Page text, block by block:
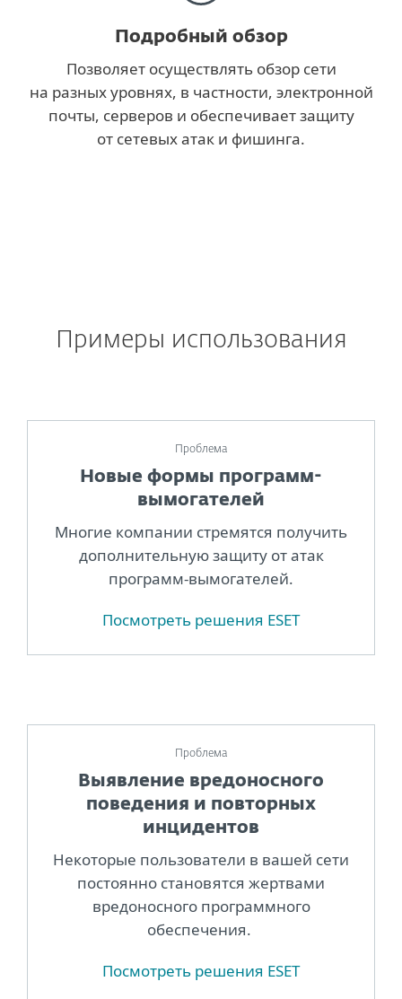
Подробный обзор
Позволяет осуществлять обзор сети
на разных уровнях, в частности, электронной
почты, серверов и обеспечивает защиту
от сетевых атак и фишинга.
Примеры использования
Проблема
Новые формы программ-
вымогателей
Многие компании стремятся получить
дополнительную защиту от атак
программ-вымогателей.
Посмотреть решения ESET
Проблема
Выявление вредоносного
поведения и повторных
инцидентов
Некоторые пользователи в вашей сети
постоянно становятся жертвами
вредоносного программного
обеспечения.
Посмотреть решения ESET